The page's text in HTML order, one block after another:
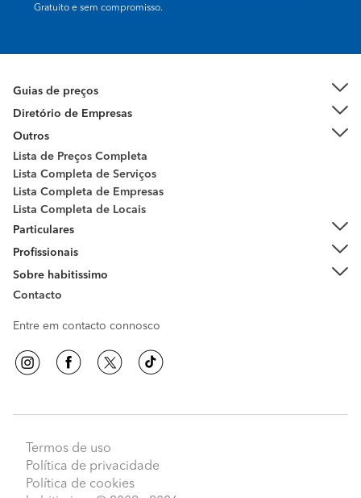
Gratuito e sem compromisso.
Guias de preços
Diretório de Empresas
Outros
Lista de Preços Completa
Lista Completa de Serviços
Lista Completa de Empresas
Lista Completa de Locais
Particulares
Profissionais
Sobre habitissimo
Contacto
Entre em contacto connosco
Termos de uso
Política de privacidade
Política de cookies